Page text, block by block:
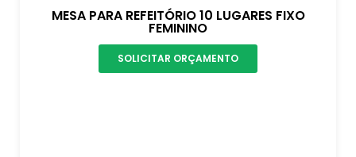
MESA PARA REFEITÓRIO 10 LUGARES FIXO
FEMININO
SOLICITAR ORÇAMENTO